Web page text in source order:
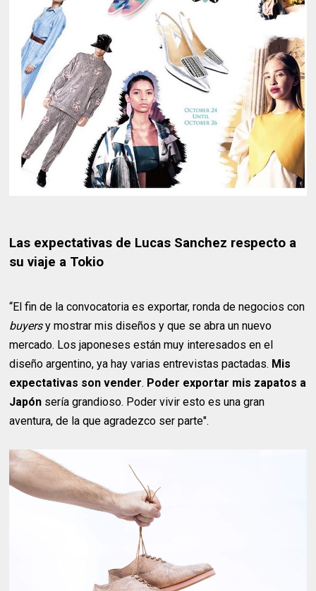
Las expectativas de Lucas Sanchez respecto a
su viaje a Tokio
“El fin de la convocatoria es exportar, ronda de negocios con
buyersy mostrar mis diseños y que se abra un nuevo
mercado. Los japoneses están muy interesados en el
diseño argentino, ya hay varias entrevistas pactadas. Mis
expectativas son vender. Poder exportar mis zapatos a
Japón sería grandioso. Poder vivir esto es una gran
aventura, de la que agradezco ser parte".